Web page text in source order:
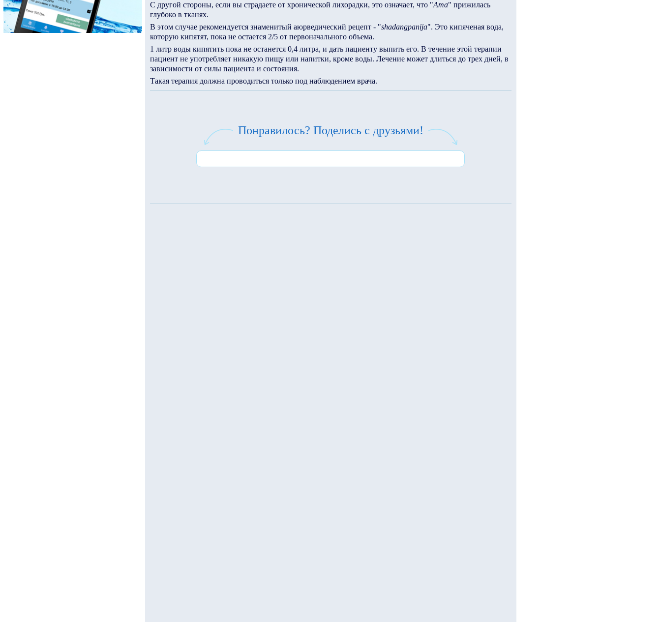
С другой стороны, если вы страдаете от хронической лихорадки, это означает, что "Аma" прижилась
глубоко в тканях.
В этом случае рекомендуется знаменитый аюрведический рецепт - "shadangpanija". Это кипяченая вода,
которую кипятят, пока не остается 2/5 от первоначального объема.
1 литр воды кипятить пока не останется 0,4 литра, и дать пациенту выпить его. В течение этой терапии
пациент не употребляет никакую пищу или напитки, кроме воды. Лечение может длиться до трех дней, в
зависимости от силы пациента и состояния.
Такая терапия должна проводиться только под наблюдением врача.
Понравилось? Поделись с друзьями!